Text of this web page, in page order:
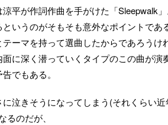
平が作詞作曲を手がけた「Sleepwalk
いうのがそもそも意外なポイントであ
ーマを持って選曲したからであろうけ
に深く潜っていくタイプのこの曲が演
でもある。
泣きそうになってしまう(それくらい
のだが、